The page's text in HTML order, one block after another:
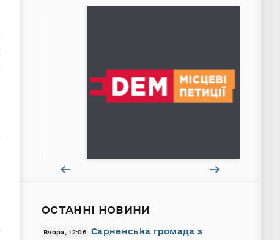
ОСТАННІ НОВИНИ
Вчора, 12:06
Сарненська громада з